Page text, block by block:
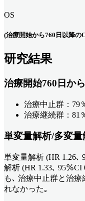
OS
(治療開始から760日以降の
研究結果
治療開始760日か
治療中止群：79
治療継続群：81
単変量解析/多変
単変量解析 (HR 1.26､
解析 (HR 1.33､ 95％CI
も､ 治療中止群と治
れなかった｡